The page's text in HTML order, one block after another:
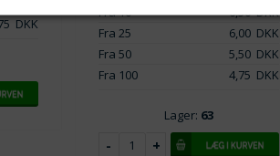
DKK
Fra 10
6,50DKK
Fra 25
6,00DKK
Fra 50
5,50DKK
Fra 100
4,75 DKK
Lager: 63